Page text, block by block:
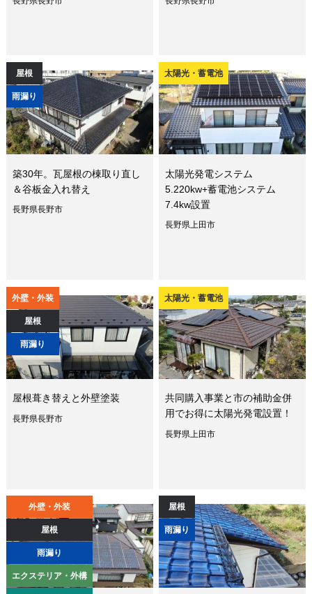
屋根
雨漏り
築30年。瓦屋根の棟取り直し
＆谷板金入れ替え
長野県長野市
太陽光・蓄電池
太陽光発電システム
5.220kw+蓄電池システム
7.4kw設置
長野県上田市
外壁・外装
屋根
雨漏り
屋根葺き替えと外壁塗装
長野県長野市
太陽光・蓄電池
共同購入事業と市の補助金併
用でお得に太陽光発電設置！
長野県上田市
外壁・外装
屋根
雨漏り
エクステリア・外構
屋根
雨漏り